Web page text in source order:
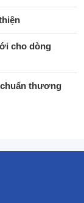
cho dòng
thương